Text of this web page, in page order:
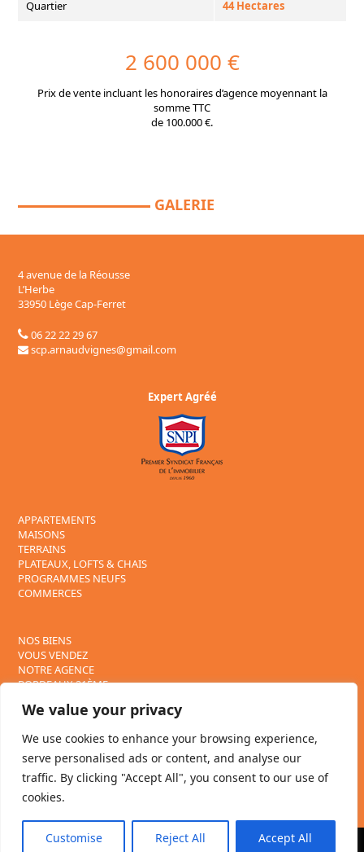
We value your privacy
We use cookies to enhance your browsing experience,
serve personalised ads or content, and analyse our
traffic. By clicking "Accept All", you consent to our use of
cookies.
Customise Reject All Accept All
Quartier 44 Hectares
2 600 000 €
Prix de vente incluant les honoraires d’agence moyennant la
somme TTC
de 100.000 €.
GALERIE
4 avenue de la Réousse
L’Herbe
33950 Lège Cap-Ferret
06 22 22 29 67
scp.arnaudvignes@gmail.com
Expert Agréé
APPARTEMENTS
MAISONS
TERRAINS
PLATEAUX, LOFTS & CHAIS
PROGRAMMES NEUFS
COMMERCES
NOS BIENS
VOUS VENDEZ
NOTRE AGENCE
BORDEAUX 21ÈME
Suivez nous sur :
Mentions légales– Politique de confidentialité
– SCP Arnaud Vignes